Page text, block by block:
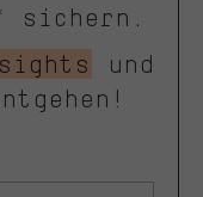
sichern.
und